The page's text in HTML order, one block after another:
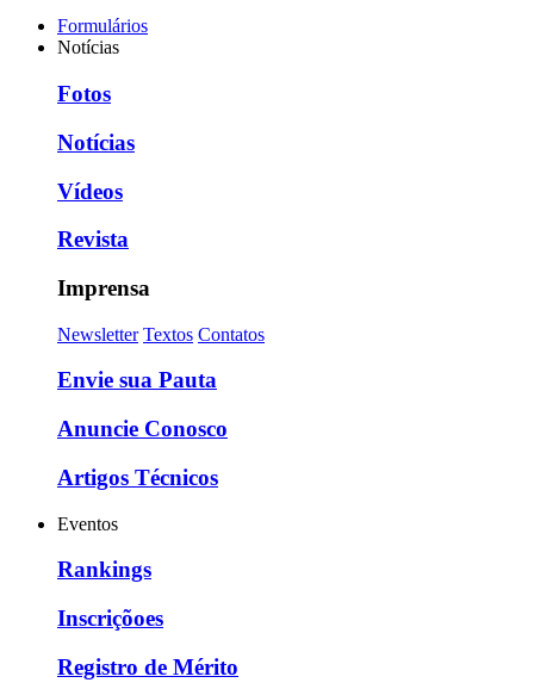
Formulários
Notícias
Fotos
Notícias
Vídeos
Revista
Imprensa
Newsletter Textos Contatos
Envie sua Pauta
Anuncie Conosco
Artigos Técnicos
Eventos
Rankings
Inscriçõoes
Registro de Mérito